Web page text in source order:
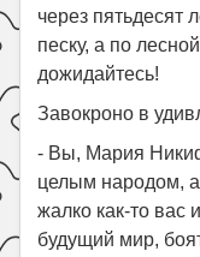
через пятьдесят
песку, а по
дожидайтесь!
Завокроно в
- Вы, Мария
целым народом,
жалко как-то вас
будущий мир,